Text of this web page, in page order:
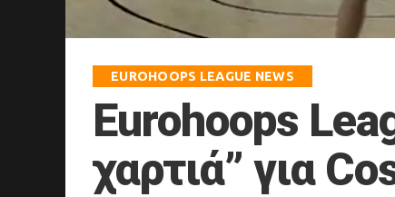
EUROHOOPS LEAGUE NEWS
Eurohoops
χαρτιά” για